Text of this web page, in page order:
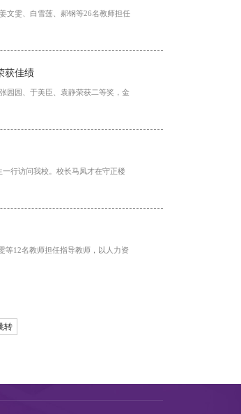
文雯、白雪莲、郝钢等26名教师担任
获佳绩
园园、于美臣、袁静荣获二等奖，金
行访问我校。校长马凤才在守正楼
等12名教师担任指导教师，以人力资
转